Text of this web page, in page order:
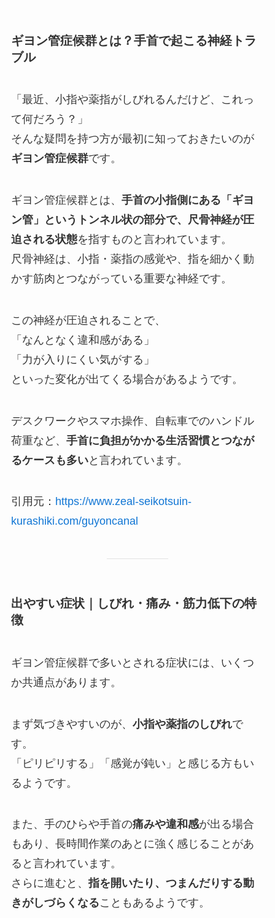
ギヨン管症候群とは？手首で起こる神経トラ
ブル
「最近、小指や薬指がしびれるんだけど、これっ
て何だろう？」
そんな疑問を持つ方が最初に知っておきたいのが
ギヨン管症候群です。
ギヨン管症候群とは、 手首の小指側にある「ギヨ
ン管」というトンネル状の部分で、尺骨神経が圧
迫される状態を指すものと言われています。
尺骨神経は、小指・薬指の感覚や、指を細かく動
かす筋肉とつながっている重要な神経です。
この神経が圧迫されることで、
「なんとなく違和感がある」
「力が入りにくい気がする」
といった変化が出てくる場合があるようです。
デスクワークやスマホ操作、自転車でのハンドル
荷重など、 手首に負担がかかる生活習慣とつなが
るケースも多いと言われています。
引用元： https://www.zeal-seikotsuin-
kurashiki.com/guyoncanal
出やすい症状｜しびれ・痛み・筋力低下の特
徴
ギヨン管症候群で多いとされる症状には、いくつ
か共通点があります。
まず気づきやすいのが、 小指や薬指のしびれで
す。
「ピリピリする」「感覚が鈍い」と感じる方もい
るようです。
また、手のひらや手首の痛みや違和感が出る場合
もあり、長時間作業のあとに強く感じることがあ
ると言われています。
さらに進むと、 指を開いたり、つまんだりする動
きがしづらくなることもあるようです。